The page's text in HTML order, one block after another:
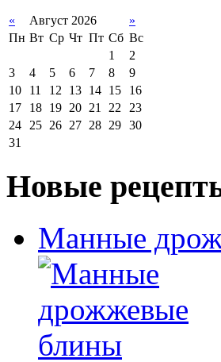
« Август 2026
»
Пн Вт Ср Чт Пт Сб Вс
1
2
3
4 5 6 7 8
9
10
11 12 13 14 15
16
17
18 19 20 21 22 23
24 25 26 27 28 29 30
31
Новые
Манные